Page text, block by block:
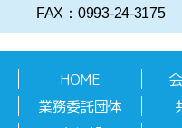
FAX：0993-24-3175
HOME
業務委託団体